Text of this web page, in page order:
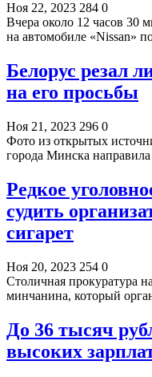
Ноя 22, 2023 284 0
Вчера около 12 часов 30
на автомобиле «Nissan»
Белорус резал
на его просьбы
Ноя 21, 2023 296 0
Фото из открытых
города Минска
Редкое
судить
сигарет
Ноя 20, 2023 254 0
Столичная прокуратура
минчанина, который
До 36 тысяч
высоких